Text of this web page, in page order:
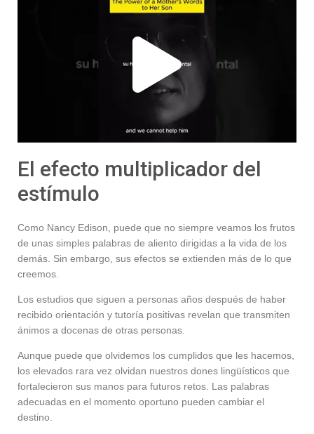
El efecto multiplicador del
estímulo
Como Nancy Edison, puede que no siempre veamos los frutos
de unas simples palabras de aliento dirigidas a la vida de los
demás. Sin embargo, sus efectos se extienden más de lo que
creemos.
Los estudios que siguen a personas años después de haber
recibido orientación y tutoría positivas revelan que transmiten
ánimos a docenas de otras personas.
Aunque puede que olvidemos los cumplidos que les hacemos,
los elevados rara vez olvidan nuestros dones lingüísticos que
fortalecieron sus manos para futuros retos. Las palabras
adecuadas en el momento oportuno pueden cambiar el
destino.